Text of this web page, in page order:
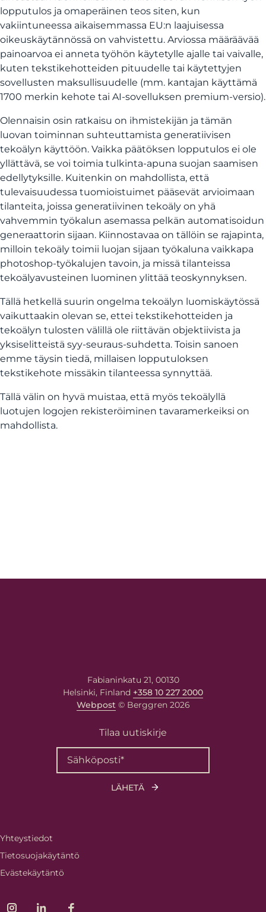
lopputulos ja omaperäinen teos siten, kun
vakiintuneessa aikaisemmassa EU:n laajuisessa
oikeuskäytännössä on vahvistettu. Arviossa määräävää
painoarvoa ei anneta työhön käytetylle ajalle tai vaivalle,
kuten tekstikehotteiden pituudelle tai käytettyjen
sovellusten maksullisuudelle (mm. kantajan käyttämä
1700 merkin kehote tai AI-sovelluksen premium-versio).
Olennaisin osin ratkaisu on ihmistekijän ja tämän
luovan toiminnan suhteuttamista generatiivisen
tekoälyn käyttöön. Vaikka päätöksen lopputulos ei ole
yllättävä, se voi toimia tulkinta-apuna suojan saamisen
edellytyksille. Kuitenkin on mahdollista, että
tulevaisuudessa tuomioistuimet pääsevät arvioimaan
tilanteita, joissa generatiivinen tekoäly on yhä
vahvemmin työkalun asemassa pelkän automatisoidun
generaattorin sijaan. Kiinnostavaa on tällöin se rajapinta,
milloin tekoäly toimii luojan sijaan työkaluna vaikkapa
photoshop-työkalujen tavoin, ja missä tilanteissa
tekoälyavusteinen luominen ylittää teoskynnyksen.
Tällä hetkellä suurin ongelma tekoälyn luomiskäytössä
vaikuttaakin olevan se, ettei tekstikehotteiden ja
tekoälyn tulosten välillä ole riittävän objektiivista ja
yksiselitteistä syy-seuraus-suhdetta. Toisin sanoen
emme täysin tiedä, millaisen lopputuloksen
tekstikehote missäkin tilanteessa synnyttää.
Tällä välin on hyvä muistaa, että myös tekoälyllä
luotujen logojen rekisteröiminen tavaramerkeiksi on
mahdollista.
Fabianinkatu 21, 00130
Helsinki, Finland +358 10 227 2000
Webpost© Berggren 2026
Tilaa uutiskirje
Yhteystiedot
Tietosuojakäytäntö
Evästekäytäntö